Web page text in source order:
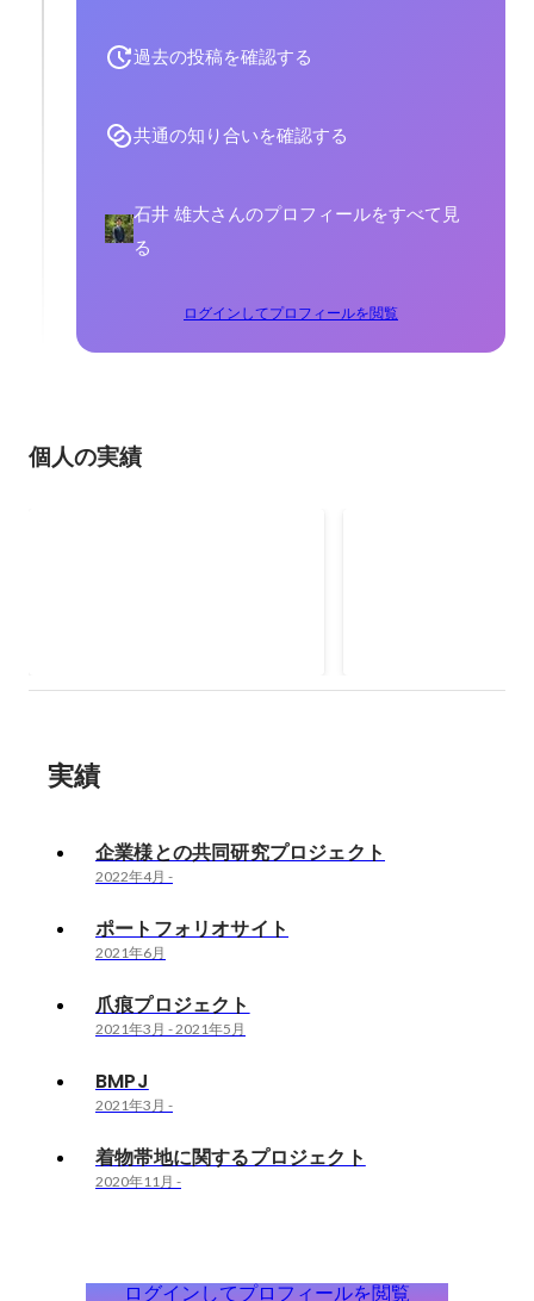
過去の投稿を確認する
共通の知り合いを確認する
石井 雄大さんのプロフィールをすべて見
る
ログインしてプロフィールを閲覧
個人の実績
実績
企業様との共同研究プロジェクト
2022年4月 -
ポートフォリオサイト
2021年6月
爪痕プロジェクト
2021年3月 -2021年5月
BMPJ
2021年3月 -
着物帯地に関するプロジェクト
2020年11月 -
ログインしてプロフィールを閲覧